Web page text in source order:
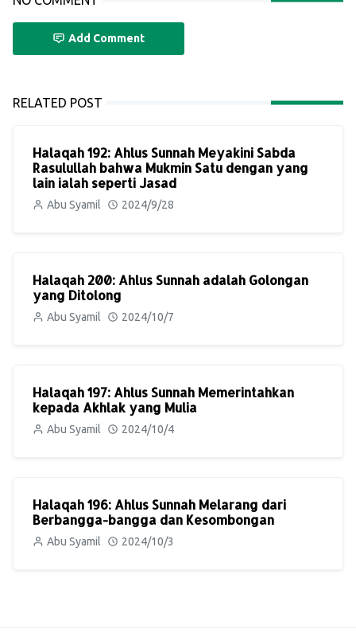
Add Comment
RELATED POST
Halaqah 192: Ahlus Sunnah Meyakini Sabda
Rasulullah bahwa Mukmin Satu dengan yang
lain ialah seperti Jasad
Abu Syamil 2024/9/28
Halaqah 200: Ahlus Sunnah adalah Golongan
yang Ditolong
Abu Syamil 2024/10/7
Halaqah 197: Ahlus Sunnah Memerintahkan
kepada Akhlak yang Mulia
Abu Syamil 2024/10/4
Halaqah 196: Ahlus Sunnah Melarang dari
Berbangga-bangga dan Kesombongan
Abu Syamil 2024/10/3